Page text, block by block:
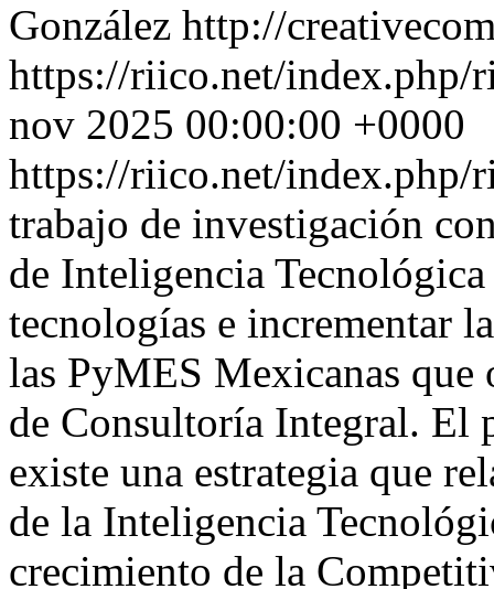
González http://
https://riico.net/index.php/
nov 2025 00:00:00 +0000
https://riico.net/
trabajo de investigación
de Inteligencia
tecnologías e incrementar
las PyMES Mexicanas que
de Consultoría Integral. El
existe una estrategia que
de la Inteligencia
crecimiento de la